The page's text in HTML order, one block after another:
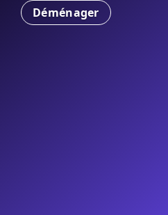
Déménager